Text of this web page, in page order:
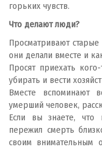
горьких чувств.
Что делают люди?
Просматривают
они делали вместе и
Просят приехать
убирать и вести
Вместе вспоминают
умерший человек,
Если вы знаете, что
пережил смерть
своим внимательным